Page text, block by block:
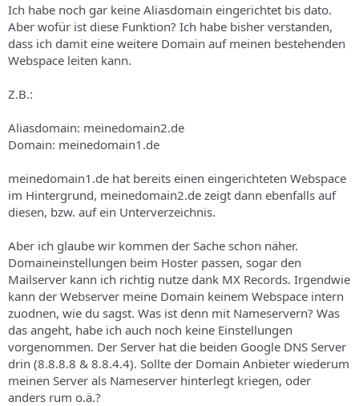
Ich habe noch gar keine Aliasdomain eingerichtet bis dato.
Aber wofür ist diese Funktion? Ich habe bisher verstanden,
dass ich damit eine weitere Domain auf meinen bestehenden
Webspace leiten kann.
Z.B.:
Aliasdomain: meinedomain2.de
Domain: meinedomain1.de
meinedomain1.de hat bereits einen eingerichteten Webspace
im Hintergrund, meinedomain2.de zeigt dann ebenfalls auf
diesen, bzw. auf ein Unterverzeichnis.
Aber ich glaube wir kommen der Sache schon näher.
Domaineinstellungen beim Hoster passen, sogar den
Mailserver kann ich richtig nutze dank MX Records. Irgendwie
kann der Webserver meine Domain keinem Webspace intern
zuodnen, wie du sagst. Was ist denn mit Nameservern? Was
das angeht, habe ich auch noch keine Einstellungen
vorgenommen. Der Server hat die beiden Google DNS Server
drin (8.8.8.8 & 8.8.4.4). Sollte der Domain Anbieter wiederum
meinen Server als Nameserver hinterlegt kriegen, oder
anders rum o.ä.?